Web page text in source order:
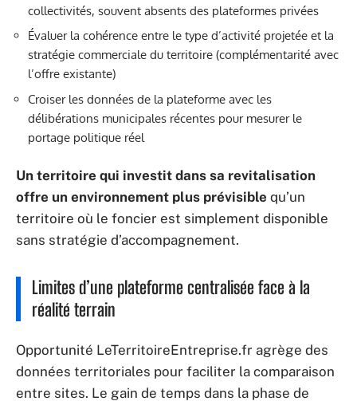
collectivités, souvent absents des plateformes privées
Évaluer la cohérence entre le type d’activité projetée et la
stratégie commerciale du territoire (complémentarité avec
l’offre existante)
Croiser les données de la plateforme avec les
délibérations municipales récentes pour mesurer le
portage politique réel
Un territoire qui investit dans sa revitalisation
offre un environnement plus prévisible qu’un
territoire où le foncier est simplement disponible
sans stratégie d’accompagnement.
Limites d’une plateforme centralisée face à la
réalité terrain
Opportunité LeTerritoireEntreprise.fr agrège des
données territoriales pour faciliter la comparaison
entre sites. Le gain de temps dans la phase de